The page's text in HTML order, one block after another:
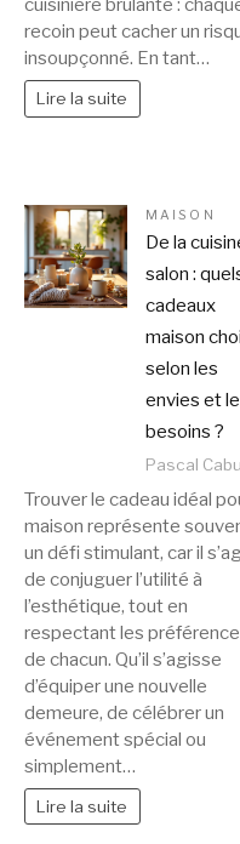
cuisinière brûlante :
recoin peut cacher un
insoupçonné. En tant…
Lire la suite
MAISON
De la
salon :
cadeaux
maison
selon les
envies et
besoins ?
Pascal
Trouver le cadeau idéal
maison représente
un défi stimulant, car il
de conjuguer l’utilité à
l’esthétique, tout en
respectant les
de chacun. Qu’il s’agisse
d’équiper une nouvelle
demeure, de célébrer un
événement spécial ou
simplement…
Lire la suite